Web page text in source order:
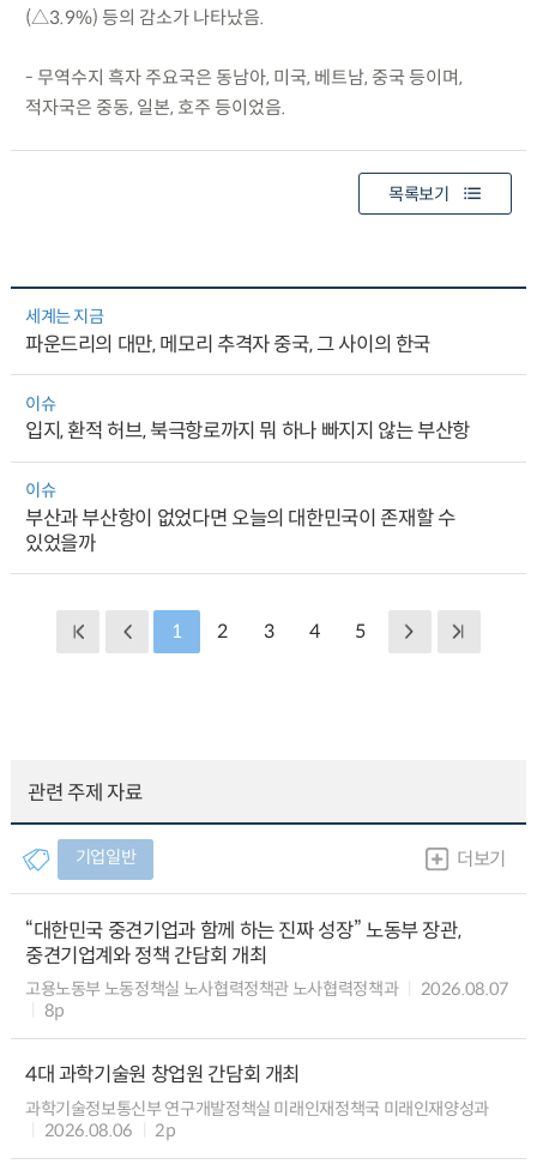
(△3.9%) 등의 감소가 나타났음.
- 무역수지 흑자 주요국은 동남아, 미국, 베트남, 중국 등이며,
적자국은 중동, 일본, 호주 등이었음.
목록보기
세계는 지금
파운드리의 대만, 메모리 추격자 중국, 그 사이의 한국
이슈
입지, 환적 허브, 북극항로까지 뭐 하나 빠지지 않는 부산항
이슈
부산과 부산항이 없었다면 오늘의 대한민국이 존재할 수
있었을까
1 2 3 4 5
관련 주제 자료
기업일반 더보기
“대한민국 중견기업과 함께 하는 진짜 성장” 노동부 장관,
중견기업계와 정책 간담회 개최
고용노동부 노동정책실 노사협력정책관 노사협력정책과
2026.08.07
8p
4대 과학기술원 창업원 간담회 개최
과학기술정보통신부 연구개발정책실 미래인재정책국 미래인재양성과
2026.08.06
2p